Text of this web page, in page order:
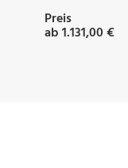
Preis
ab 1.131,00 €